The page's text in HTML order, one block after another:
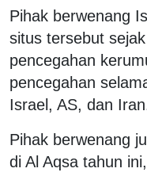
Pihak berwenang
situs tersebut
pencegahan
pencegahan
Israel, AS, dan
Pihak berwenang
di Al Aqsa tahun